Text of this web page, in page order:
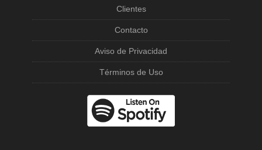
Clientes
Contacto
Aviso de Privacidad
Términos de Uso